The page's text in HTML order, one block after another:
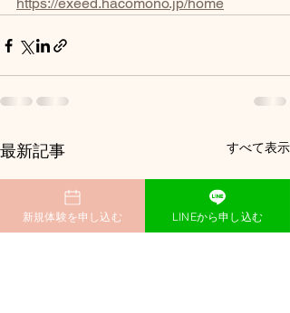
最新記事 すべて表示
新規体験を申し込む LINEから申し込む